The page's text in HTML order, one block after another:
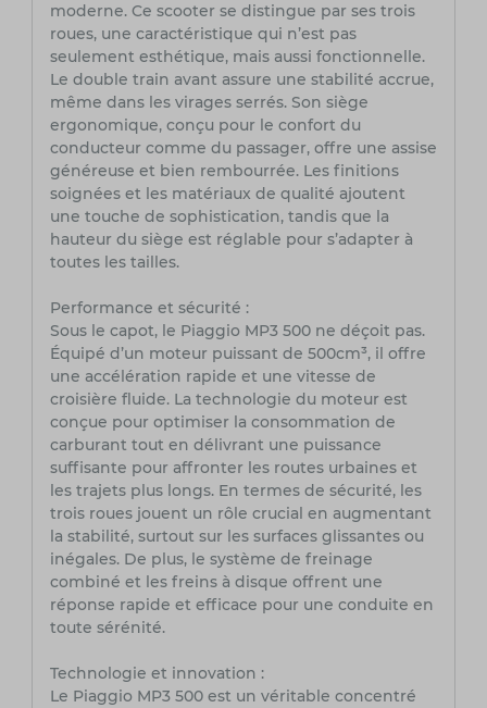
moderne. Ce scooter se distingue par ses trois
roues, une caractéristique qui n’est pas
seulement esthétique, mais aussi fonctionnelle.
Le double train avant assure une stabilité accrue,
même dans les virages serrés. Son siège
ergonomique, conçu pour le confort du
conducteur comme du passager, offre une assise
généreuse et bien rembourrée. Les finitions
soignées et les matériaux de qualité ajoutent
une touche de sophistication, tandis que la
hauteur du siège est réglable pour s’adapter à
toutes les tailles.
Performance et sécurité :
Sous le capot, le Piaggio MP3 500 ne déçoit pas.
Équipé d’un moteur puissant de 500cm³, il offre
une accélération rapide et une vitesse de
croisière fluide. La technologie du moteur est
conçue pour optimiser la consommation de
carburant tout en délivrant une puissance
suffisante pour affronter les routes urbaines et
les trajets plus longs. En termes de sécurité, les
trois roues jouent un rôle crucial en augmentant
la stabilité, surtout sur les surfaces glissantes ou
inégales. De plus, le système de freinage
combiné et les freins à disque offrent une
réponse rapide et efficace pour une conduite en
toute sérénité.
Technologie et innovation :
Le Piaggio MP3 500 est un véritable concentré